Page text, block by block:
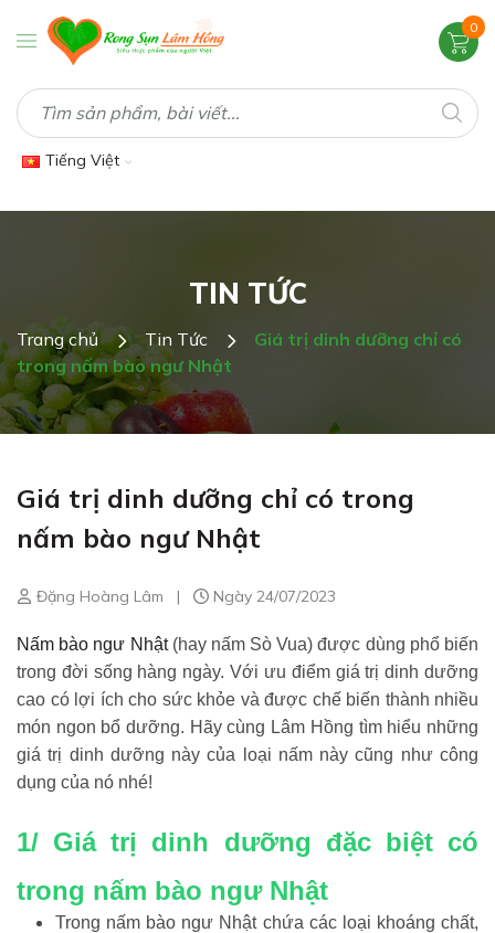
0
Tiếng Việt
TIN TỨC
Trang chủ Tin Tức
Giá trị dinh dưỡng chỉ có
trong nấm bào ngư Nhật
Giá trị dinh dưỡng chỉ có trong
nấm bào ngư Nhật
Đặng Hoàng Lâm | Ngày 24/07/2023
Nấm bào ngư Nhật(hay nấm Sò Vua) được dùng phổ biến
trong đời sống hàng ngày. Với ưu điểm giá trị dinh dưỡng
cao có lợi ích cho sức khỏe và được chế biến thành nhiều
món ngon bổ dưỡng. Hãy cùng Lâm Hồng tìm hiểu những
giá trị dinh dưỡng này của loại nấm này cũng như công
dụng của nó nhé!
1/ Giá trị dinh dưỡng đặc biệt có
trong nấm bào ngư Nhật
Trong nấm bào ngư Nhật chứa các loại khoáng chất,